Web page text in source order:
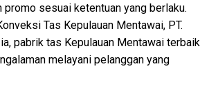
promo sesuai ketentuan yang berlaku.
Tas Kepulauan Mentawai, PT.
pabrik tas Kepulauan Mentawai terbaik
melayani pelanggan yang